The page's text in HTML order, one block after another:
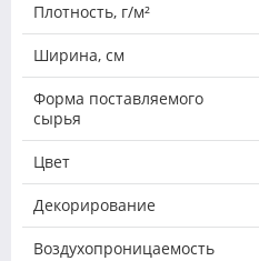
Плотность, г/м²
Ширина, см
Форма поставляемого
сырья
Цвет
Декорирование
Воздухопроницаемость